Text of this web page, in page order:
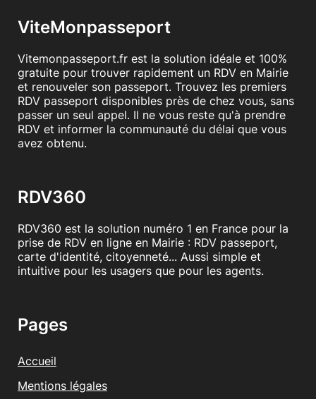
ViteMonpasseport
Vitemonpasseport.fr est la solution idéale et 100%
gratuite pour trouver rapidement un RDV en Mairie
et renouveler son passeport. Trouvez les premiers
RDV passeport disponibles près de chez vous, sans
passer un seul appel. Il ne vous reste qu'à prendre
RDV et informer la communauté du délai que vous
avez obtenu.
RDV360
RDV360 est la solution numéro 1 en France pour la
prise de RDV en ligne en Mairie : RDV passeport,
carte d'identité, citoyenneté... Aussi simple et
intuitive pour les usagers que pour les agents.
Pages
Accueil
Mentions légales